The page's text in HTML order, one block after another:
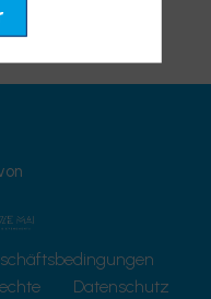
Datenschutz